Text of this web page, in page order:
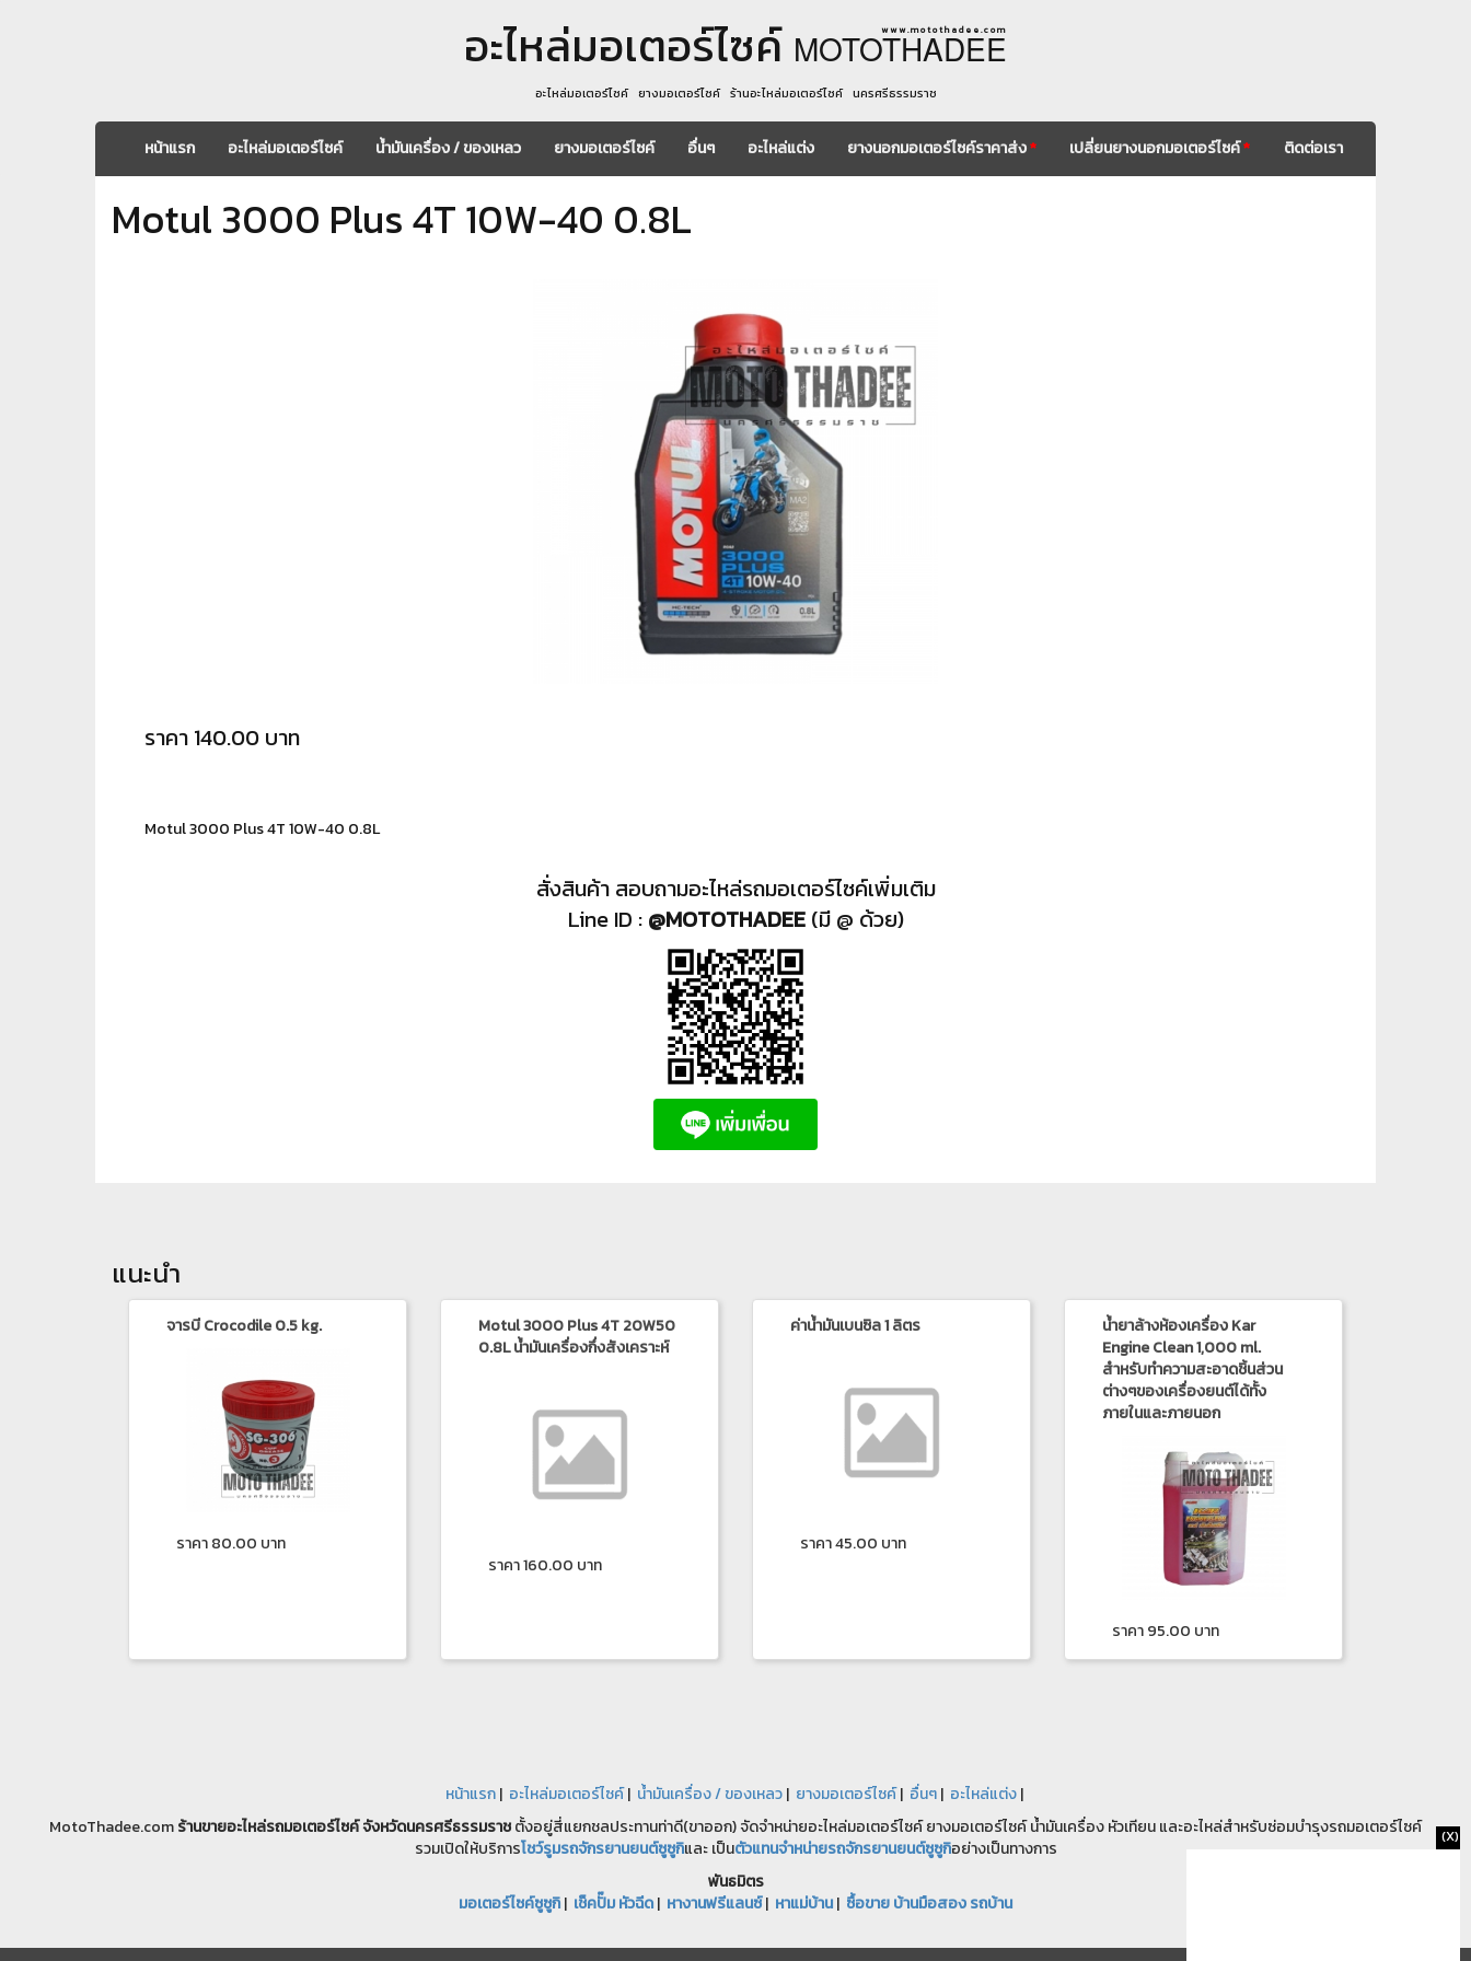
อะไหล่มอเตอร์ไซค์ MOTOTHADEE
w w w . m o t o t h a d e e . c o m
อะไหล่มอเตอร์ไซค์ ยางมอเตอร์ไซค์ ร้านอะไหล่มอเตอร์ไซค์ นครศรีธรรมราช
หน้าแรก อะไหล่มอเตอร์ไซค์ น้ำมันเครื่อง / ของเหลว ยางมอเตอร์ไซค์ อื่นๆ อะไหล่แต่ง ยางนอกมอเตอร์ไซค์ราคาส่ง* เปลี่ยนยางนอกมอเตอร์ไซค์* ติดต่อเรา
Motul 3000 Plus 4T 10W-40 0.8L
ราคา 140.00 บาท
Motul 3000 Plus 4T 10W-40 0.8L
สั่งสินค้า สอบถามอะไหล่รถมอเตอร์ไซค์เพิ่มเติม
Line ID : @MOTOTHADEE(มี @ ด้วย)
แนะนำ
จารบี Crocodile 0.5 kg.
ราคา 80.00 บาท
Motul 3000 Plus 4T 20W50
0.8L น้ำมันเครื่องกึ่งสังเคราะห์
ราคา 160.00 บาท
ค่าน้ำมันเบนซิล 1 ลิตร
ราคา 45.00 บาท
น้ำยาล้างห้องเครื่อง Kar
Engine Clean 1,000 ml.
สำหรับทำความสะอาดชิ้นส่วน
ต่างๆของเครื่องยนต์ได้ทั้ง
ภายในและภายนอก
ราคา 95.00 บาท
หน้าแรก| อะไหล่มอเตอร์ไซค์| น้ำมันเครื่อง / ของเหลว| ยางมอเตอร์ไซค์| อื่นๆ| อะไหล่แต่ง|
MotoThadee.comร้านขายอะไหล่รถมอเตอร์ไซค์จังหวัดนครศรีธรรมราชตั้งอยู่สี่แยกชลประทานท่าดี(ขาออก) จัดจำหน่ายอะไหล่มอเตอร์ไซค์ ยางมอเตอร์ไซค์ น้ำมันเครื่อง หัวเทียน และอะไหล่สำหรับซ่อมบำรุงรถมอเตอร์ไซค์
รวมเปิดให้บริการโชว์รูมรถจักรยานยนต์ซูซูกิและ เป็นตัวแทนจำหน่ายรถจักรยานยนต์ซูซูกิอย่างเป็นทางการ
พันธมิตร
มอเตอร์ไซค์ซูซูกิ| เช็คปั๊ม หัวฉีด| หางานฟรีแลนซ์| หาแม่บ้าน| ซื้อขาย บ้านมือสอง รถบ้าน
(X)